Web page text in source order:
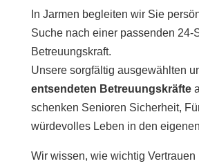
In Jarmen begleiten wir Sie
Suche nach einer passenden 24-
Betreuungskraft.
Unsere sorgfältig ausgewählten
entsendeten Betreuungskräfte
schenken Senioren Sicherheit,
würdevolles Leben in den
Wir wissen, wie wichtig Vertrauen